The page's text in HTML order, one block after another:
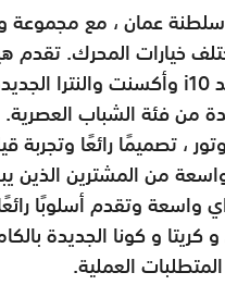
سلطنة عمان ، مع
خيارات المحرك.
i10 وأكسنت والنترا
من فئة الشباب
، تصميمًا رائعًا وتجربة
من المشترين الذين
واسعة وتقدم أسلوبًا
و كونا الجديدة
العملية.